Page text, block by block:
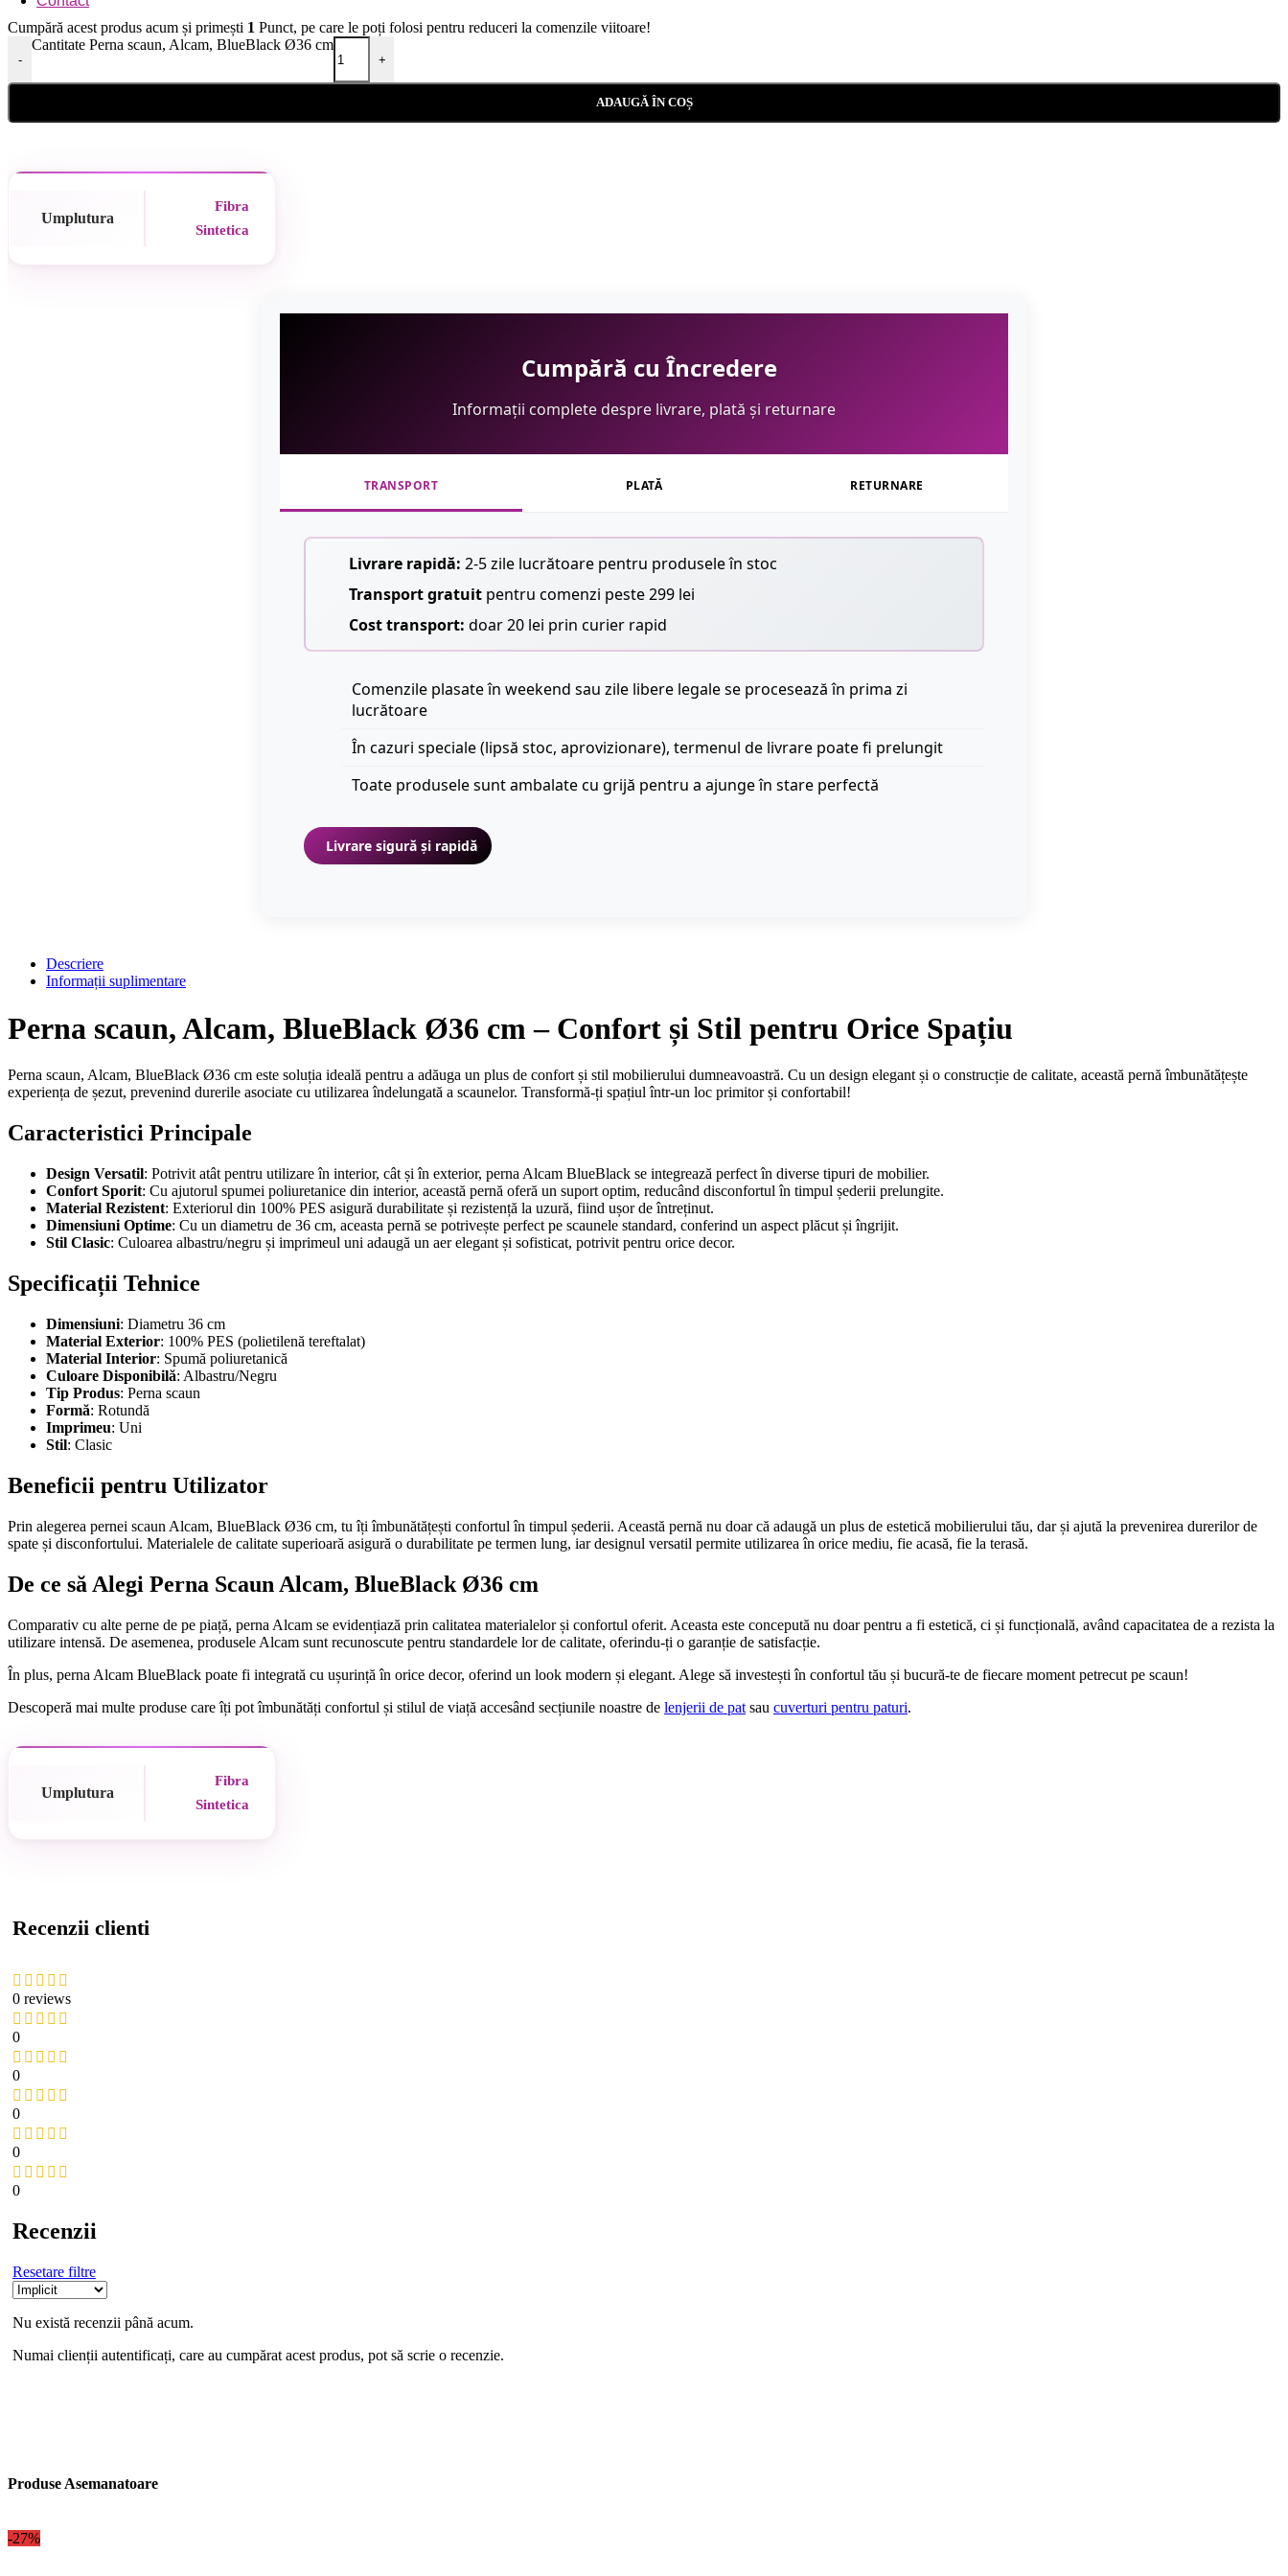
Cumpără acest produs acum și primești 1 Punct, pe care le poți folosi pentru reduceri la comenzile viitoare!
-
Cantitate Perna scaun, Alcam, BlueBlack Ø36 cm
+
ADAUGĂ ÎN COȘ
Umplutura
Fibra
Sintetica
Cumpără cu Încredere
Informații complete despre livrare, plată și returnare
TRANSPORT PLATĂ RETURNARE
Livrare rapidă: 2-5 zile lucrătoare pentru produsele în stoc
Transport gratuit pentru comenzi peste 299 lei
Cost transport: doar 20 lei prin curier rapid
Comenzile plasate în weekend sau zile libere legale se procesează în prima zi
lucrătoare
În cazuri speciale (lipsă stoc, aprovizionare), termenul de livrare poate fi prelungit
Toate produsele sunt ambalate cu grijă pentru a ajunge în stare perfectă
Livrare sigură și rapidă
Descriere
Informații suplimentare
Perna scaun, Alcam, BlueBlack Ø36 cm – Confort și Stil pentru Orice Spațiu
Perna scaun, Alcam, BlueBlack Ø36 cm este soluția ideală pentru a adăuga un plus de confort și stil mobilierului dumneavoastră. Cu un design elegant și o construcție de calitate, această pernă îmbunătățește
experiența de șezut, prevenind durerile asociate cu utilizarea îndelungată a scaunelor. Transformă-ți spațiul într-un loc primitor și confortabil!
Caracteristici Principale
Design Versatil: Potrivit atât pentru utilizare în interior, cât și în exterior, perna Alcam BlueBlack se integrează perfect în diverse tipuri de mobilier.
Confort Sporit: Cu ajutorul spumei poliuretanice din interior, această pernă oferă un suport optim, reducând disconfortul în timpul șederii prelungite.
Material Rezistent: Exteriorul din 100% PES asigură durabilitate și rezistență la uzură, fiind ușor de întreținut.
Dimensiuni Optime: Cu un diametru de 36 cm, aceasta pernă se potrivește perfect pe scaunele standard, conferind un aspect plăcut și îngrijit.
Stil Clasic: Culoarea albastru/negru și imprimeul uni adaugă un aer elegant și sofisticat, potrivit pentru orice decor.
Specificații Tehnice
Dimensiuni: Diametru 36 cm
Material Exterior: 100% PES (polietilenă tereftalat)
Material Interior: Spumă poliuretanică
Culoare Disponibilă: Albastru/Negru
Tip Produs: Perna scaun
Formă: Rotundă
Imprimeu: Uni
Stil: Clasic
Beneficii pentru Utilizator
Prin alegerea pernei scaun Alcam, BlueBlack Ø36 cm, tu îți îmbunătățești confortul în timpul șederii. Această pernă nu doar că adaugă un plus de estetică mobilierului tău, dar și ajută la prevenirea durerilor de
spate și disconfortului. Materialele de calitate superioară asigură o durabilitate pe termen lung, iar designul versatil permite utilizarea în orice mediu, fie acasă, fie la terasă.
De ce să Alegi Perna Scaun Alcam, BlueBlack Ø36 cm
Comparativ cu alte perne de pe piață, perna Alcam se evidențiază prin calitatea materialelor și confortul oferit. Aceasta este concepută nu doar pentru a fi estetică, ci și funcțională, având capacitatea de a rezista la
utilizare intensă. De asemenea, produsele Alcam sunt recunoscute pentru standardele lor de calitate, oferindu-ți o garanție de satisfacție.
În plus, perna Alcam BlueBlack poate fi integrată cu ușurință în orice decor, oferind un look modern și elegant. Alege să investești în confortul tău și bucură-te de fiecare moment petrecut pe scaun!
Descoperă mai multe produse care îți pot îmbunătăți confortul și stilul de viață accesând secțiunile noastre de lenjerii de pat sau cuverturi pentru paturi.
Umplutura
Fibra
Sintetica
Recenzii clienti
0 reviews
0
0
0
0
0
Recenzii
Resetare filtre
Nu există recenzii până acum.
Numai clienții autentificați, care au cumpărat acest produs, pot să scrie o recenzie.
Produse Asemanatoare
-27%